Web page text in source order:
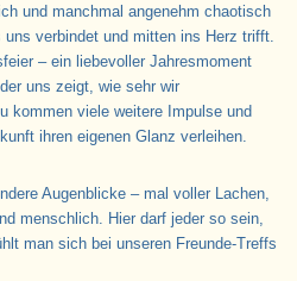
und manchmal angenehm chaotisch
verbindet und mitten ins Herz trifft.
– ein liebevoller Jahresmoment
uns zeigt, wie sehr wir
kommen viele weitere Impulse und
ihren eigenen Glanz verleihen.
Augenblicke – mal voller Lachen,
menschlich. Hier darf jeder so sein,
man sich bei unseren Freunde-Treffs